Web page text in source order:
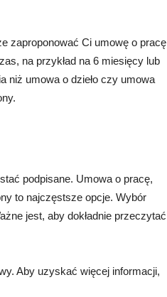
zaproponować Ci umowę o pracę
na przykład na 6 miesięcy lub
niż umowa o dzieło czy umowa
podpisane. Umowa o pracę,
to najczęstsze opcje. Wybór
jest, aby dokładnie przeczytać
Aby uzyskać więcej informacji,